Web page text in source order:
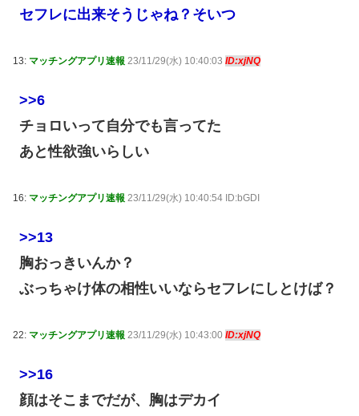
セフレに出来そうじゃね？そいつ
13: マッチングアプリ速報 23/11/29(水) 10:40:03 ID:xjNQ
>>6
チョロいって自分でも言ってた
あと性欲強いらしい
16: マッチングアプリ速報 23/11/29(水) 10:40:54 ID:bGDI
>>13
胸おっきいんか？
ぶっちゃけ体の相性いいならセフレにしとけば？
22: マッチングアプリ速報 23/11/29(水) 10:43:00 ID:xjNQ
>>16
顔はそこまでだが、胸はデカイ